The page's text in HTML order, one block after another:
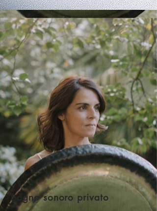
Bagno sonoro privato